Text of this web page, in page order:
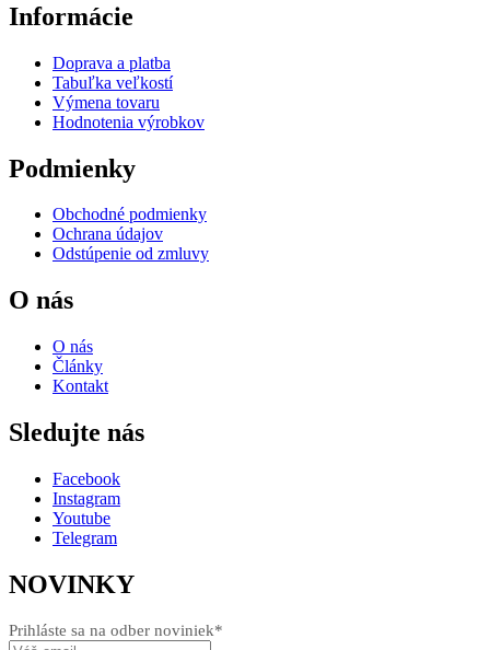
Informácie
Doprava a platba
Tabuľka veľkostí
Výmena tovaru
Hodnotenia výrobkov
Podmienky
Obchodné podmienky
Ochrana údajov
Odstúpenie od zmluvy
O nás
O nás
Články
Kontakt
Sledujte nás
Facebook
Instagram
Youtube
Telegram
NOVINKY
Prihláste sa na odber noviniek*